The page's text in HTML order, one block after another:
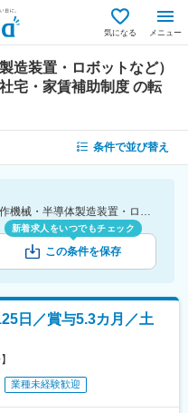
気になる メニュー
造装置・ロボットなど）
宅・家賃補助制度 の転
条件で並び替え
[勤務地]徳島市 [業種]産業用装置（工作機械・半導体製造装置・ロボットなど）メーカー-メーカー（機械・電気）業界 [詳細条件](待遇・福利厚生)社宅・家賃補助制度
新着求人をいつでもチェック
この条件を保存
日／賞与5.3カ月／土
業種未経験歓迎